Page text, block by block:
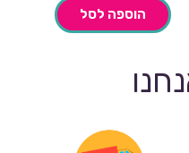
הוספה לסל